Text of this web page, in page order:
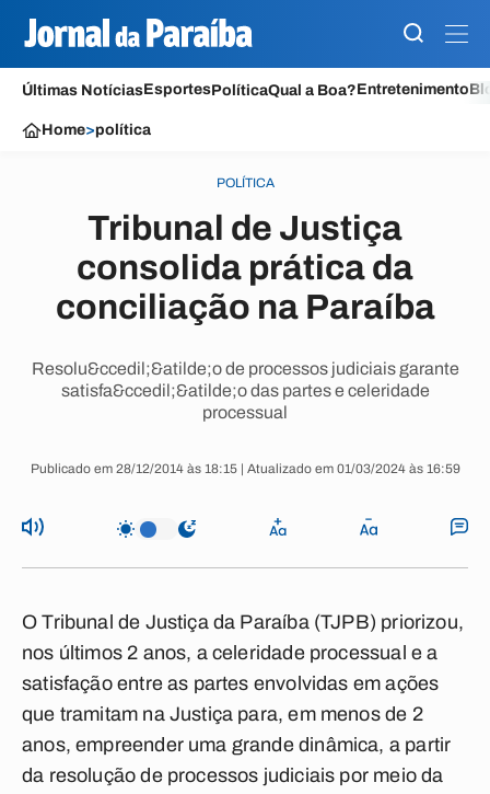
Últimas NotíciasEsportesPolíticaQual a Boa?Entretenimento
Home>política
POLÍTICA
Tribunal de Justiça
consolida prática da
conciliação na Paraíba
Resolu&ccedil;&atilde;o de processos judiciais garante
satisfa&ccedil;&atilde;o das partes e celeridade
processual
Publicado em 28/12/2014 às 18:15 | Atualizado em 01/03/2024 às 16:59
O Tribunal de Justiça da Paraíba (TJPB) priorizou,
nos últimos 2 anos, a celeridade processual e a
satisfação entre as partes envolvidas em ações
que tramitam na Justiça para, em menos de 2
anos, empreender uma grande dinâmica, a partir
da resolução de processos judiciais por meio da